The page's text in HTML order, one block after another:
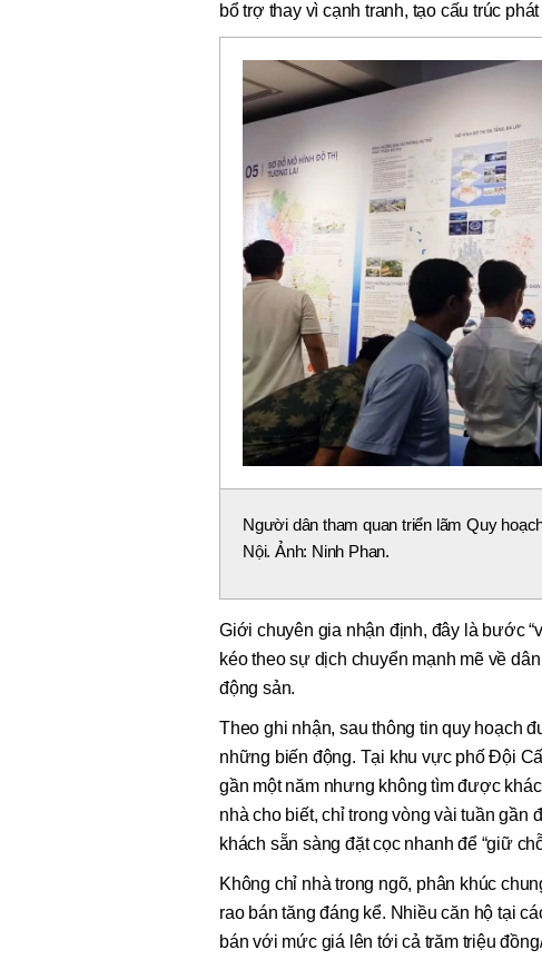
bổ trợ thay vì cạnh tranh, tạo cấu trúc
Người dân tham quan triển lãm Quy
Nội. Ảnh: Ninh Phan.
Giới chuyên gia nhận định, đây là bước
kéo theo sự dịch chuyển mạnh mẽ về
động sản.
Theo ghi nhận, sau thông tin quy hoạch
những biến động. Tại khu vực phố Đội
gần một năm nhưng không tìm được
nhà cho biết, chỉ trong vòng vài tuần
khách sẵn sàng đặt cọc nhanh để “giữ
Không chỉ nhà trong ngõ, phân khúc
rao bán tăng đáng kể. Nhiều căn hộ tại
bán với mức giá lên tới cả trăm triệu